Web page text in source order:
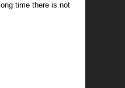
time there is not